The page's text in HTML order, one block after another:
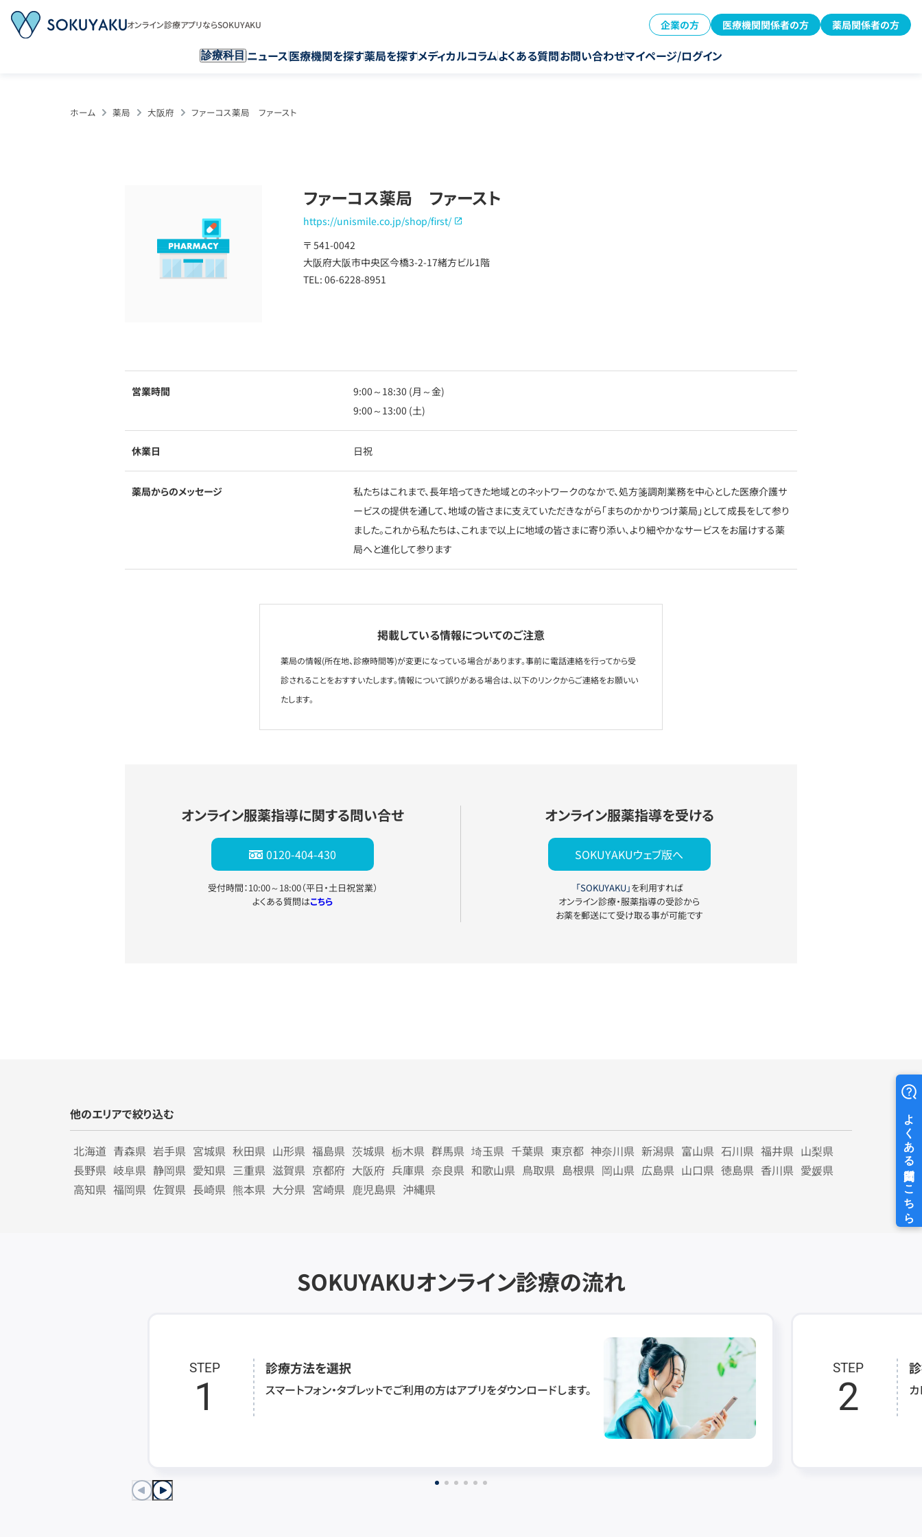
オンライン診療アプリならSOKUYAKU 企業の方 医療機関関係者の方 薬局関係者の方
診療科目 ニュース医療機関を探す薬局を探すメディカルコラムよくある質問お問い合わせマイページ/ログイン
ホーム 薬局 大阪府 ファーコス薬局 ファースト
ファーコス薬局 ファースト
https://unismile.co.jp/shop/first/
〒 541-0042
大阪府大阪市中央区今橋3-2-17緒方ビル1階
TEL: 06-6228-8951
営業時間
9:00～18:30 (月～金)
9:00～13:00 (土)
休業日 日祝
薬局からのメッセージ
私たちはこれまで、長年培ってきた地域とのネットワークのなかで、処方箋調剤業務を中心とした医療介護サ
ービスの提供を通して、地域の皆さまに支えていただきながら「まちのかかりつけ薬局」として成長をして参り
ました。これから私たちは、これまで以上に地域の皆さまに寄り添い、より細やかなサービスをお届けする薬
局へと進化して参ります
掲載している情報についてのご注意
薬局の情報(所在地、診療時間等)が変更になっている場合があります。事前に電話連絡を行ってから受
診されることをおすすいたします。情報について誤りがある場合は、以下のリンクからご連絡をお願いい
たします。
オンライン服薬指導に関する問い合せ
0120-404-430
受付時間：10:00～18:00（平日・土日祝営業）
よくある質問はこちら
オンライン服薬指導を受ける
SOKUYAKUウェブ版へ
「SOKUYAKU」を利用すれば
オンライン診療・服薬指導の受診から
お薬を郵送にて受け取る事が可能です
他のエリアで絞り込む
北海道 青森県 岩手県 宮城県 秋田県 山形県 福島県 茨城県 栃木県 群馬県 埼玉県 千葉県 東京都 神奈川県 新潟県 富山県 石川県 福井県 山梨県
長野県 岐阜県 静岡県 愛知県 三重県 滋賀県 京都府 大阪府 兵庫県 奈良県 和歌山県 鳥取県 島根県 岡山県 広島県 山口県 徳島県 香川県 愛媛県
高知県 福岡県 佐賀県 長崎県 熊本県 大分県 宮崎県 鹿児島県 沖縄県
SOKUYAKUオンライン診療の流れ
STEP
1
診療方法を選択
スマートフォン・タブレットでご利用の方はアプリをダウンロードします。
STEP
2